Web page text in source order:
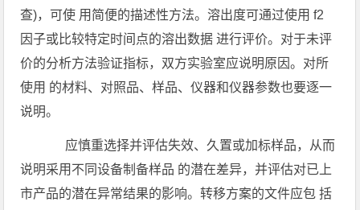
查)，可使 用简便的描述性方法。溶出度可通过使用 f2
因子或比较特定时间点的溶出数据 进行评价。对于未评
价的分析方法验证指标，双方实验室应说明原因。对所
使用 的材料、对照品、样品、仪器和仪器参数也要逐一
说明。
应慎重选择并评估失效、久置或加标样品，从而
说明采用不同设备制备样品 的潜在差异，并评估对已上
市产品的潜在异常结果的影响。转移方案的文件应包 括